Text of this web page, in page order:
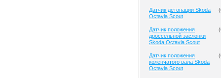
Датчик детонации Skoda
Octavia Scout
(
Датчик положения
дроссельной заслонки
Skoda Octavia Scout
(
Датчик положения
коленчатого вала Skoda
Octavia Scout
(